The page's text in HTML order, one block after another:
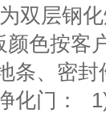
为双层钢
颜色按客
条、密
化门：